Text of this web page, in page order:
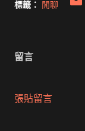
標籤： 閒聊
留言
張貼留言